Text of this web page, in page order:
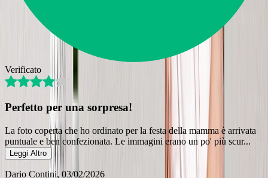
Verificato
Perfetto per una sorpresa!
La foto coperta che ho ordinato per la festa della mamma è arrivata
puntuale e ben confezionata. Le immagini erano un po' più scur...
Leggi Altro
Dario Contini, 03/02/2026